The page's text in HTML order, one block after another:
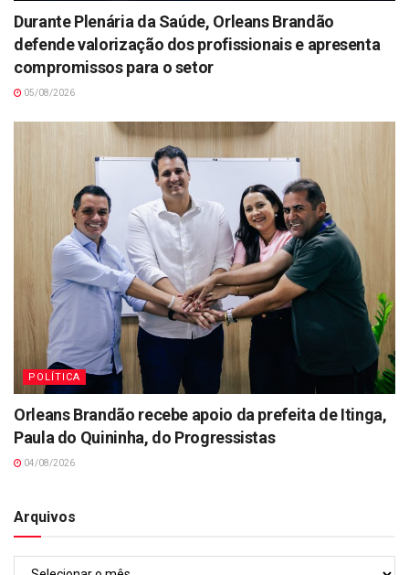
Durante Plenária da Saúde, Orleans Brandão
defende valorização dos profissionais e apresenta
compromissos para o setor
05/08/2026
POLÍTICA
Orleans Brandão recebe apoio da prefeita de Itinga,
Paula do Quininha, do Progressistas
04/08/2026
Arquivos
Arquivos